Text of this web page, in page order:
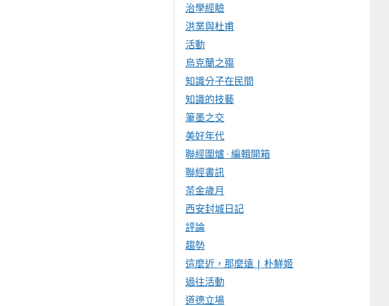
治學經驗
洪業與杜甫
活動
烏克蘭之殤
知識分子在民間
知識的技藝
筆墨之交
美好年代
聯經圍爐 · 編輯開箱
聯經書訊
茶金歲月
西安封城日記
評論
趨勢
這麼近，那麼遠 | 朴鮮姬
過往活動
道德立場